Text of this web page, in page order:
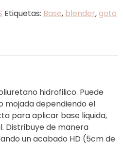
Etiquetas: Base, blender,gota
hidrofilico. Puede
mojada dependiendo el
para aplicar base liquida,
Distribuye de manera
un acabado HD (5cm de